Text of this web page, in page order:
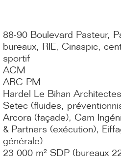
88-90 Boulevard Pasteur,
bureaux, RIE, Cinaspic,
sportif
ACM
ARC PM
Hardel Le Bihan
Setec (fluides,
Arcora (façade), Cam
& Partners (exécution),
générale)
23 000 m² SDP (bureaux